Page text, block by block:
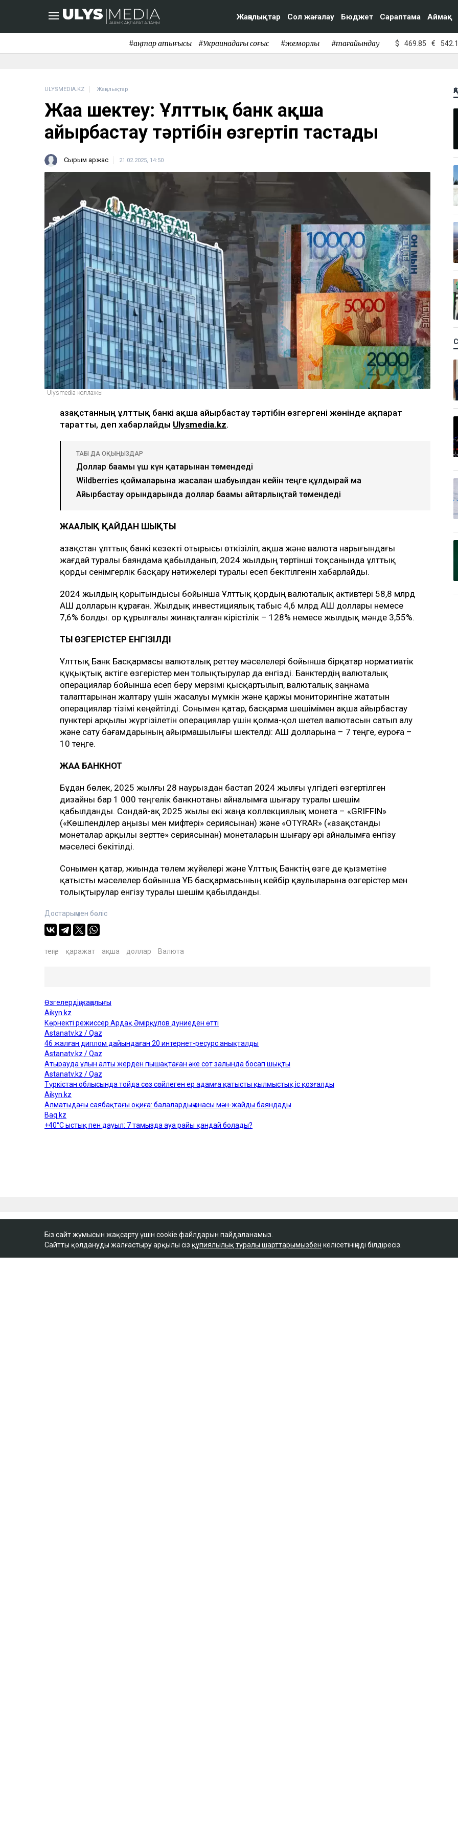
Жаңалықтар Сол жағалау Бюджет Сараптама Аймақ
#қаңтар қақтығысы #Украинадағы соғыс #жемқорлық #тағайындау $ 469.85 €
ULYSMEDIA.KZ Жаңалықтар
Жаңа шектеу: Ұлттық банк ақша
айырбастау тәртібін өзгертіп тастады
Сырым Қаржас 21.02.2025, 14:50
Ulysmedia коллажы
Қазақстанның ұлттық банкі ақша айырбастау тәртібін өзгергені жөнінде ақпарат
таратты, деп хабарлайды Ulysmedia.kz.
ТАҒЫ ДА ОҚЫҢЫЗДАР
Доллар бағамы үш күн қатарынан төмендеді
Wildberries қоймаларына жасалған шабуылдан кейін теңге құлдырай ма
Айырбастау орындарында доллар бағамы айтарлықтай төмендеді
ЖАҢАЛЫҚ ҚАЙДАН ШЫҚТЫ
Қазақстан ұлттық банкі кезекті отырысы өткізіліп, ақша және валюта нарығындағы
жағдай туралы баяндама қабылданып, 2024 жылдың төртінші тоқсанында ұлттық
қорды сенімгерлік басқару нәтижелері туралы есеп бекітілгенін хабарлайды.
2024 жылдың қорытындысы бойынша Ұлттық қордың валюталық активтері 58,8 млрд
АҚШ долларын құраған. Жылдық инвестициялық табыс 4,6 млрд АҚШ доллары немесе
7,6% болды. Қор құрылғалы жинақталған кірістілік – 128% немесе жылдық мәнде 3,55%.
ТЫҢ ӨЗГЕРІСТЕР ЕНГІЗІЛДІ
Ұлттық Банк Басқармасы валюталық реттеу мәселелері бойынша бірқатар нормативтік
құқықтық актіге өзгерістер мен толықтырулар да енгізді. Банктердің валюталық
операциялар бойынша есеп беру мерзімі қысқартылып, валюталық заңнама
талаптарынан жалтару үшін жасалуы мүмкін және қаржы мониторингіне жататын
операциялар тізімі кеңейтілді. Сонымен қатар, басқарма шешімімен ақша айырбастау
пунктері арқылы жүргізілетін операциялар үшін қолма-қол шетел валютасын сатып алу
және сату бағамдарының айырмашылығы шектелді: АҚШ долларына – 7 теңге, еуроға –
10 теңге.
ЖАҢА БАНКНОТ
Бұдан бөлек, 2025 жылғы 28 наурыздан бастап 2024 жылғы үлгідегі өзгертілген
дизайны бар 1 000 теңгелік банкнотаны айналымға шығару туралы шешім
қабылданды. Сондай-ақ 2025 жылы екі жаңа коллекциялық монета – «GRIFFIN»
(«Көшпенділер аңызы мен мифтері» сериясынан) және «OTYRAR» («Қазақстанды
монеталар арқылы зертте» сериясынан) монеталарын шығару әрі айналымға енгізу
мәселесі бекітілді.
Сонымен қатар, жиында төлем жүйелері және Ұлттық Банктің өзге де қызметіне
қатысты мәселелер бойынша ҰБ басқармасының кейбір қаулыларына өзгерістер мен
толықтырулар енгізу туралы шешім қабылданды.
Достарыңмен бөліс
теңге қаражат ақша доллар Валюта
Біз сайт жұмысын жақсарту үшін cookie файлдарын пайдаланамыз.
Сайтты қолдануды жалғастыру арқылы сіз құпиялылық туралы шарттарымызбен келісетініңізді білдіресіз.